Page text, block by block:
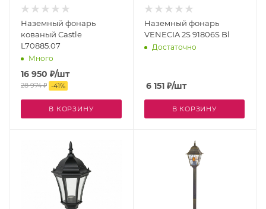
Наземный фонарь
кованый Castle
L70885.07
Много
16 950 ₽/шт
28 974₽ -41%
В КОРЗИНУ
Наземный фонарь
VENECIA 2S 91806S Bl
Достаточно
6 151₽/шт
В КОРЗИНУ